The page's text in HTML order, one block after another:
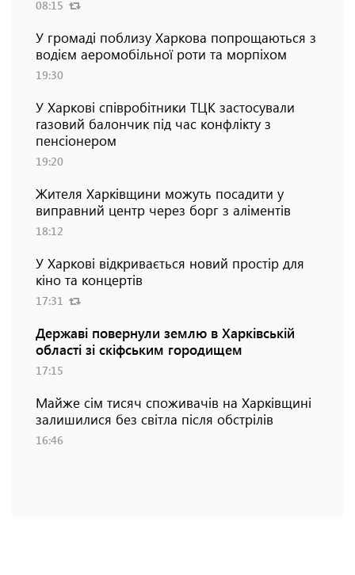
08:15
У громаді поблизу Харкова попрощаються з
водієм аеромобільної роти та морпіхом
19:30
У Харкові співробітники ТЦК застосували
газовий балончик під час конфлікту з
пенсіонером
19:20
Жителя Харківщини можуть посадити у
виправний центр через борг з аліментів
18:12
У Харкові відкривається новий простір для
кіно та концертів
17:31
Державі повернули землю в Харківській
області зі скіфським городищем
17:15
Майже сім тисяч споживачів на Харківщині
залишилися без світла після обстрілів
16:46